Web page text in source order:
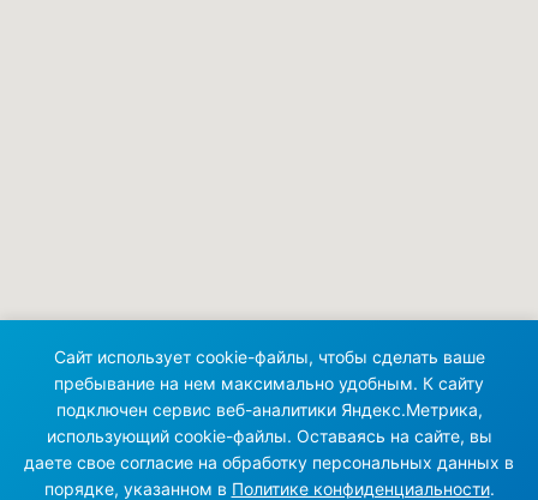
Сайт использует cookie-файлы, чтобы сделать ваше
пребывание на нем максимально удобным. К сайту
подключен сервис веб-аналитики Яндекс.Метрика,
использующий cookie-файлы. Оставаясь на сайте, вы
даете свое согласие на обработку персональных данных в
порядке, указанном в Политике конфиденциальности.